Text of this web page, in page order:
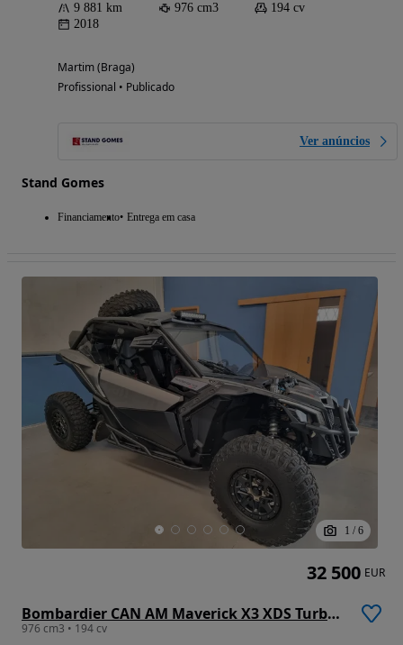
9 881 km 976 cm3
194 cv
2018
Martim (Braga)
Profissional • Publicado
Ver anúncios
Stand Gomes
Financiamento Entrega em casa
1 / 6
Bombardier CAN AM Maverick X3 XDS Turbo R
976 cm3 • 194 cv
32 500 EUR